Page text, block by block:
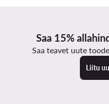
Saa 15%
Saa teavet uute
Liitu